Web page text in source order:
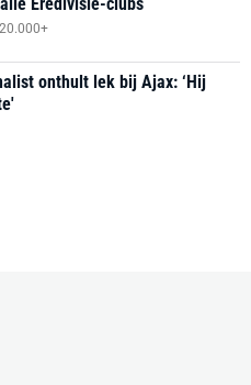
20.000+
onthult lek bij Ajax: ‘Hij